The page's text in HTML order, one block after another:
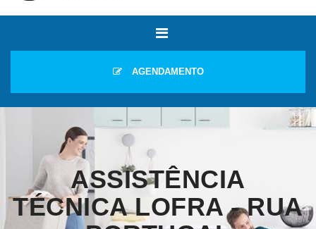
AGENDAMENTO
ASSISTÊNCIA
TÉCNICA LOFRA - RUA